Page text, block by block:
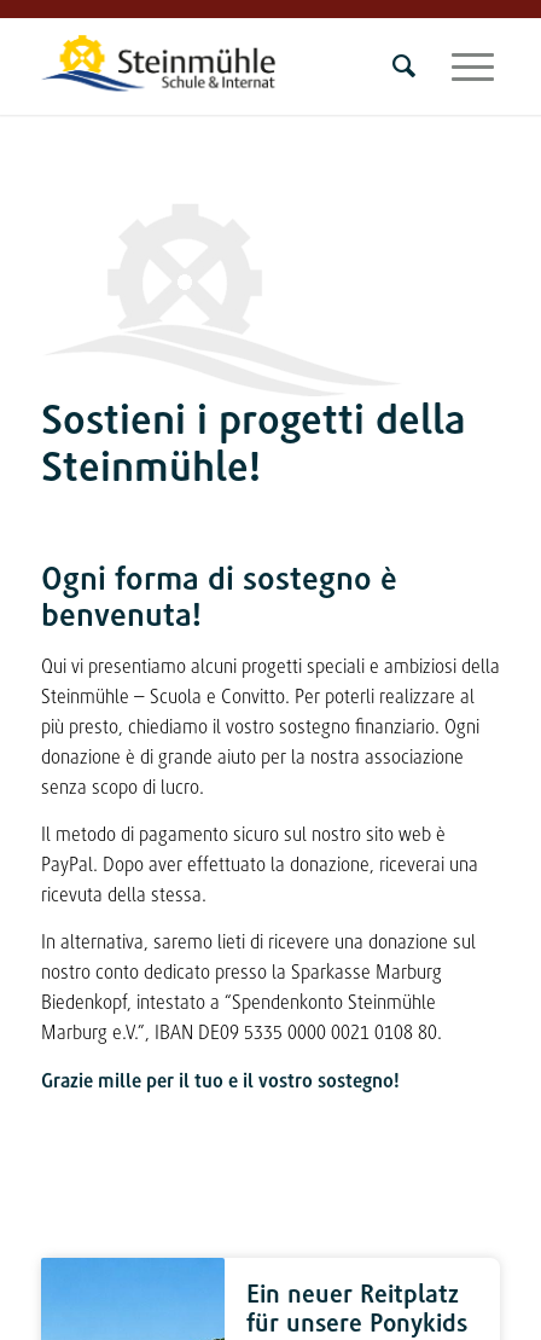
Sostieni i progetti della
Steinmühle!
Ogni forma di sostegno è
benvenuta!
Qui vi presentiamo alcuni progetti speciali e ambiziosi della
Steinmühle – Scuola e Convitto. Per poterli realizzare al
più presto, chiediamo il vostro sostegno finanziario. Ogni
donazione è di grande aiuto per la nostra associazione
senza scopo di lucro.
Il metodo di pagamento sicuro sul nostro sito web è
PayPal. Dopo aver effettuato la donazione, riceverai una
ricevuta della stessa.
In alternativa, saremo lieti di ricevere una donazione sul
nostro conto dedicato presso la Sparkasse Marburg
Biedenkopf, intestato a “Spendenkonto Steinmühle
Marburg e.V.”, IBAN DE09 5335 0000 0021 0108 80.
Grazie mille per il tuo e il vostro sostegno!
Ein neuer Reitplatz
für unsere Ponykids